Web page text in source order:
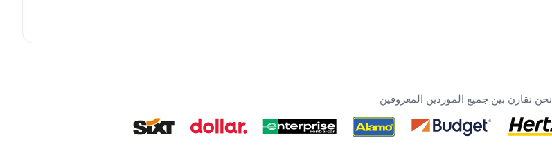
نحن نقارن بين جميع الموردين المعروفين